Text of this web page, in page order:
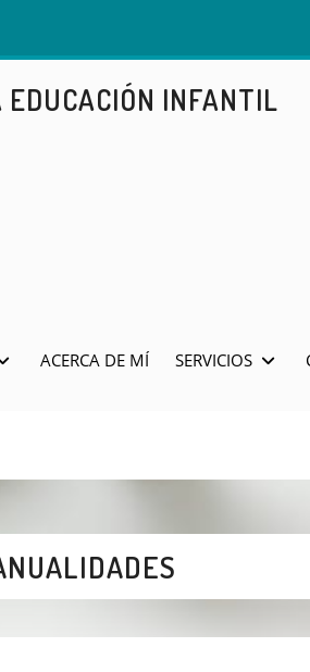
INFANTIL
ACERCA DE MÍ SERVICIOS